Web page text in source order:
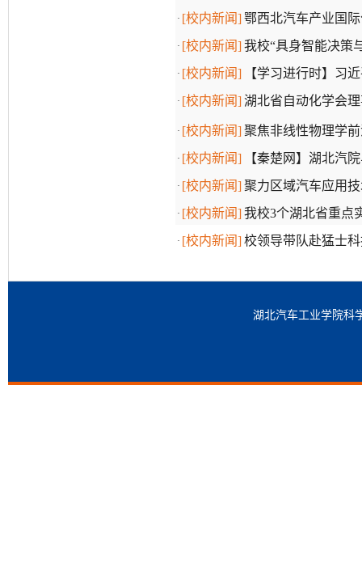
· [校内新闻] 鄂西北汽车产业国
· [校内新闻] 我校“具身智能决策
· [校内新闻] 【学习进行时】习
· [校内新闻] 湖北省自动化学会
· [校内新闻] 聚焦非线性物理学
· [校内新闻] 【秦楚网】湖北汽
· [校内新闻] 聚力区域汽车应用
· [校内新闻] 我校3个湖北省重点
· [校内新闻] 校领导带队赴猛士
湖北汽车工业学院科